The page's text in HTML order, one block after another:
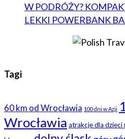
W PODRÓŻY?
LEKKI POWERBANK
Tagi
60 km od Wrocławia 100 dni w Azji
Wrocławia atrakcje dla dzieci